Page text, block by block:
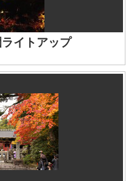
イトアップ